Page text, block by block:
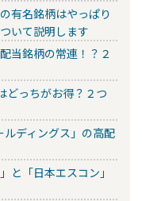
有名銘柄はやっぱり
いて説明します
当銘柄の常連！？２
どっちがお得？２つ
ルディングス」の高配
と「日本エスコン」